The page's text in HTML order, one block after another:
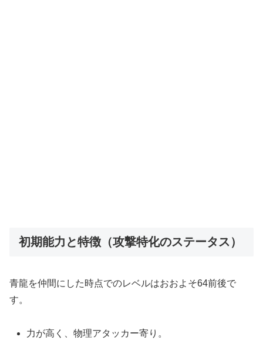
初期能力と特徴（攻撃特化のステータス）
青龍を仲間にした時点でのレベルはおおよそ64前後で
す。
力が高く、物理アタッカー寄り。